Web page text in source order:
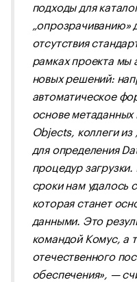
подходы для
„опрозрачиванию»
отсутствия
рамках проекта мы
новых решений:
автоматическое
основе
Objects, коллеги
для определения
процедур
сроки нам удалось
которая станет
данными. Это
командой Комус, а
отечественного
обеспечения», —